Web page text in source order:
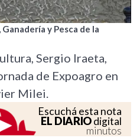
y Pesca de la
Sergio Iraeta,
de Expoagro en
Milei.
Escuchá esta nota
EL DIARIOdigital
minutos